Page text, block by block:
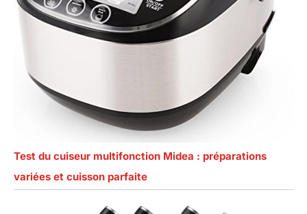
Test du cuiseur multifonction Midea : préparations
variées et cuisson parfaite